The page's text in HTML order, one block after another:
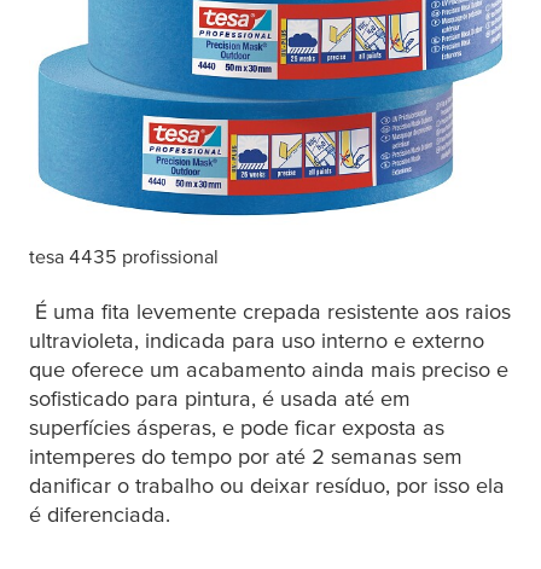
tesa 4435 profissional
É uma fita levemente crepada resistente aos raios
ultravioleta, indicada para uso interno e externo
que oferece um acabamento ainda mais preciso e
sofisticado para pintura, é usada até em
superfícies ásperas, e pode ficar exposta as
intemperes do tempo por até 2 semanas sem
danificar o trabalho ou deixar resíduo, por isso ela
é diferenciada.